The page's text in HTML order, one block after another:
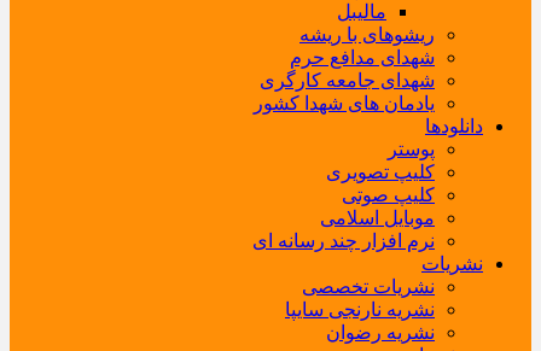
مالیبل
ریشوهای با ریشه
شهدای مدافع حرم
شهدای جامعه کارگری
یادمان های شهدا کشور
دانلودها
پوستر
کلیپ تصویری
کلیپ صوتی
موبایل اسلامی
نرم افزار چند رسانه ای
نشریات
نشریات تخصصی
نشریه نارنجی سایپا
نشریه رضوان